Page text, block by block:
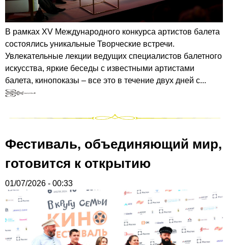
В рамках XV Международного конкурса артистов балета
состоялись уникальные Творческие встречи.
Увлекательные лекции ведущих специалистов балетного
искусства, яркие беседы с известными артистами
балета, кинопоказы – все это в течение двух дней с...
Фестиваль, объединяющий мир,
готовится к открытию
01/07/2026 - 00:33